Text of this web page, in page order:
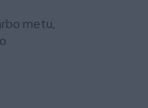
metu,